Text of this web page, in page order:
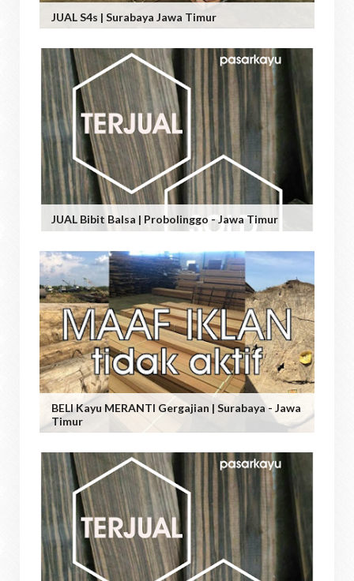
JUAL S4s | Surabaya Jawa Timur
JUAL Bibit Balsa | Probolinggo - Jawa Timur
BELI Kayu MERANTI Gergajian | Surabaya - Jawa
Timur